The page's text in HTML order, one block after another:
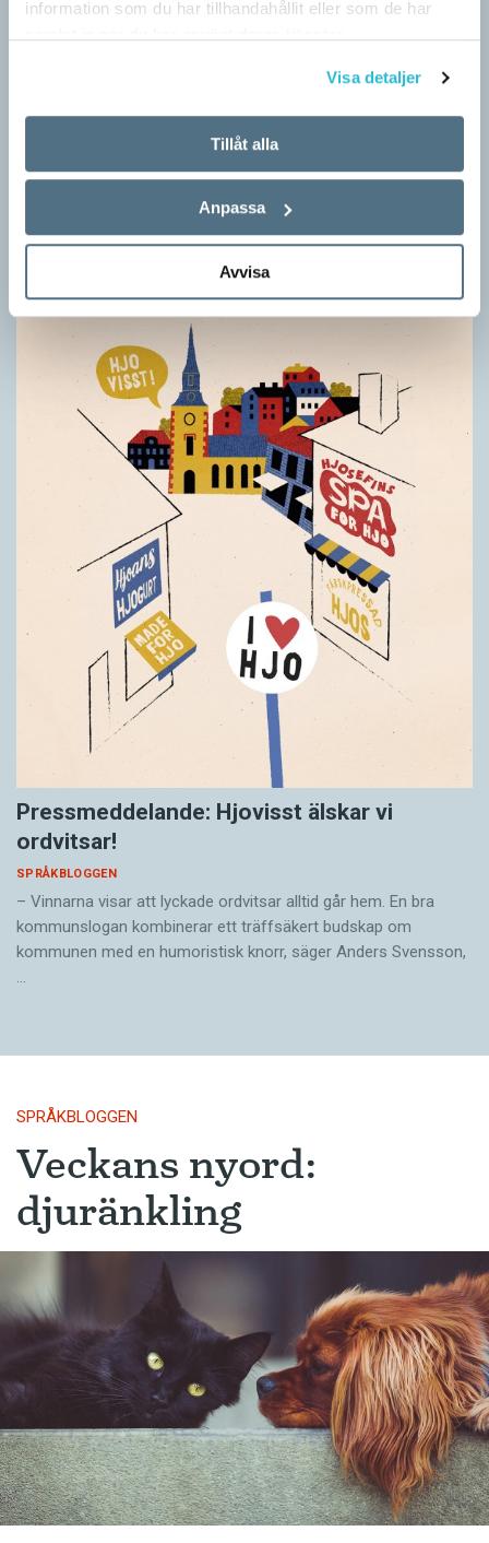
information som du har tillhandahållit eller som de har
Visa detaljer
Tillåt alla
Anpassa
Avvisa
Särskolan byter namn
SPRÅKBLOGGEN
Grundsärskola byter namn till anpassad grundskola och
gymnasiesärskolan till anpassad gymnasieskola. En som har
Pressmeddelande: Hjovisst älskar vi
ordvitsar!
SPRÅKBLOGGEN
– Vinnarna visar att lyckade ordvitsar alltid går hem. En bra
kommunslogan kombinerar ett träffsäkert budskap om
kommunen med en humoristisk knorr, säger Anders Svensson,
…
SPRÅKBLOGGEN
Veckans nyord:
djuränkling